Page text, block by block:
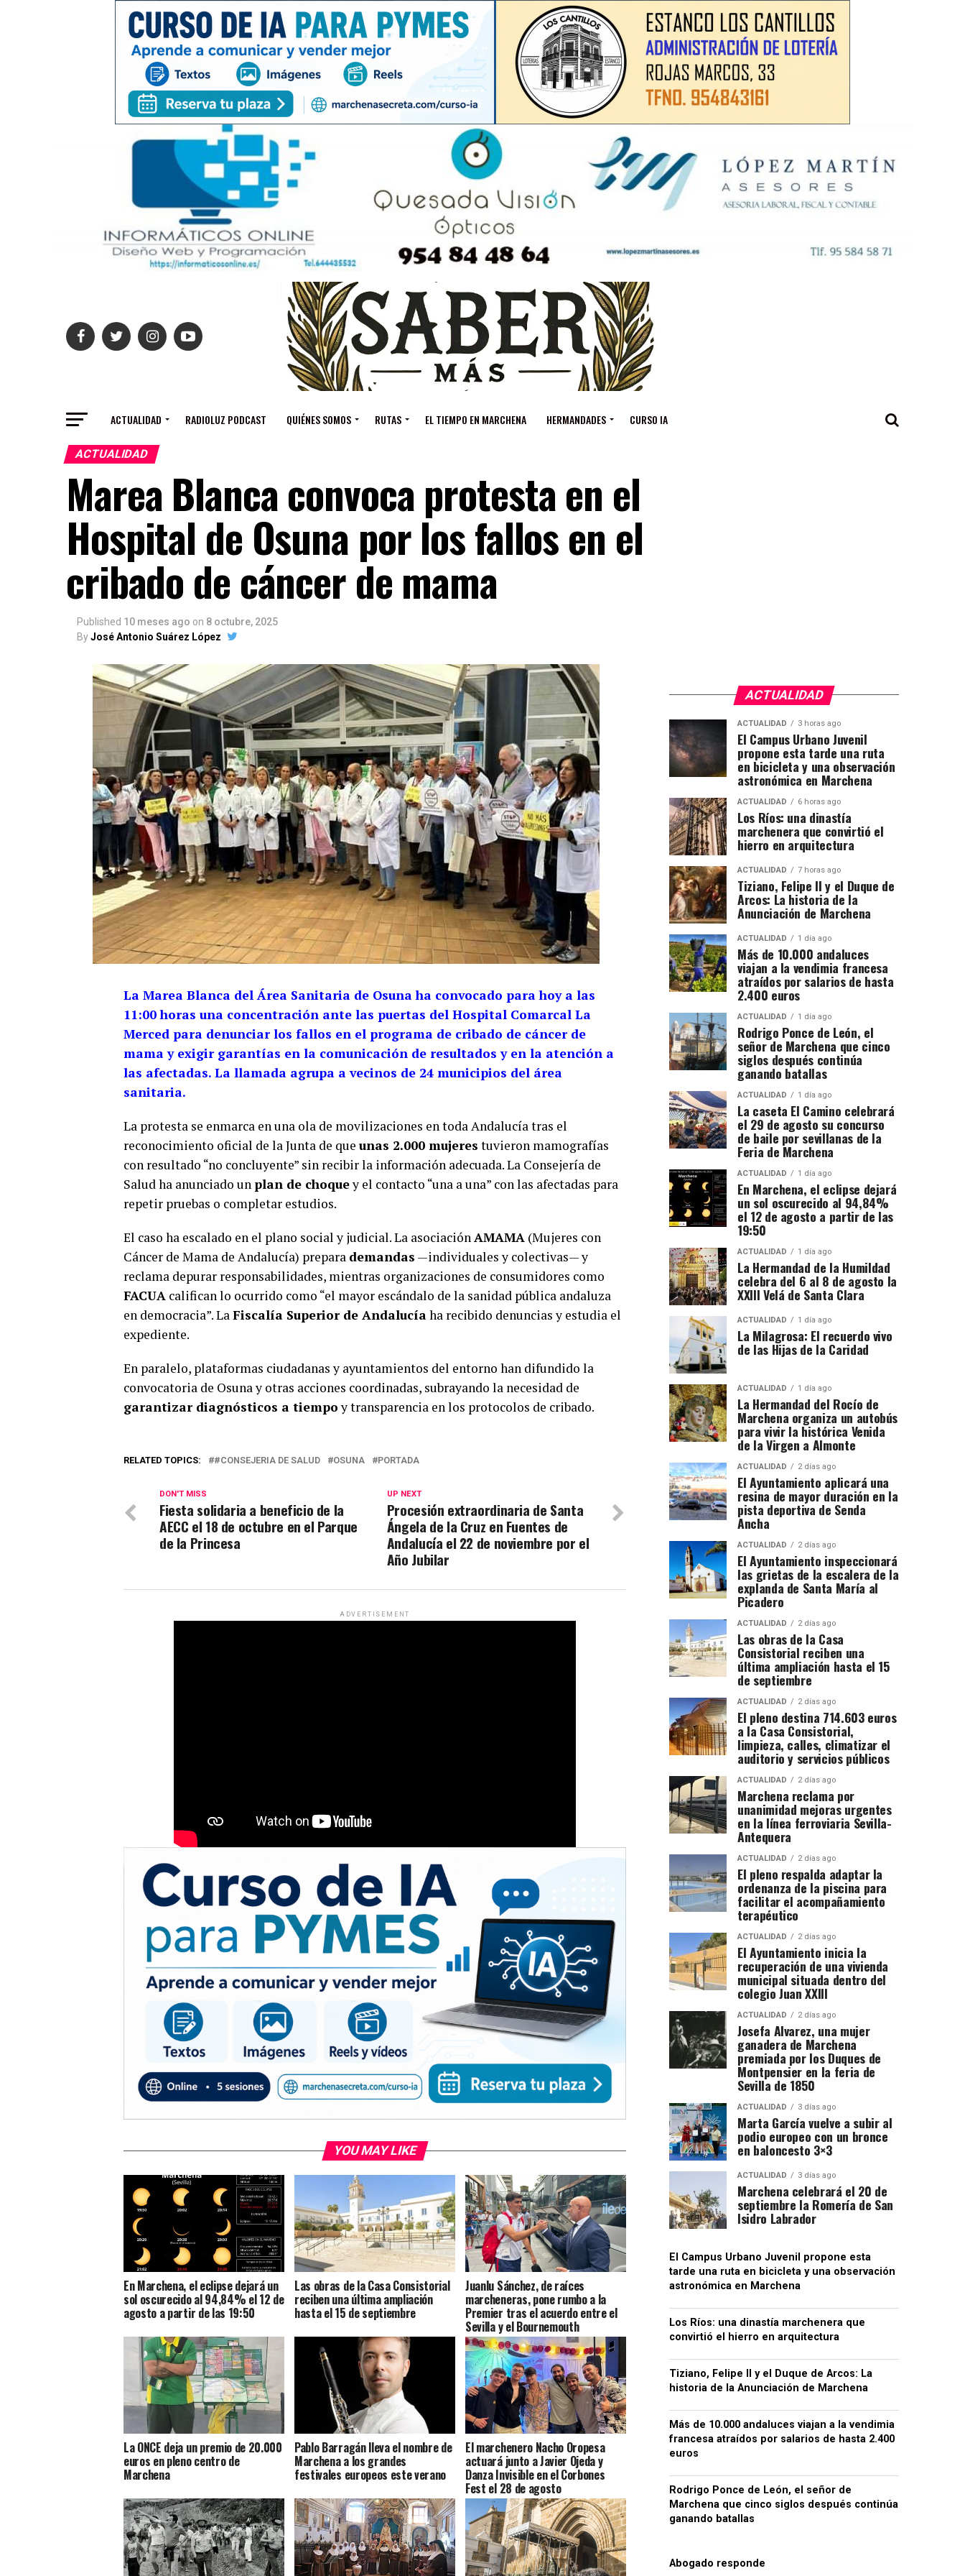
ACTUALIDAD RADIOLUZ PODCAST QUIÉNES SOMOS RUTAS EL TIEMPO EN MARCHENA HERMANDADES CURSO IA
ACTUALIDAD
Marea Blanca convoca protesta en el
Hospital de Osuna por los fallos en el
cribado de cáncer de mama
Published 10 meses ago on 8 octubre, 2025
ByJosé Antonio Suárez López
La Marea Blanca del Área Sanitaria de Osuna ha convocado para hoy a las
11:00 horas una concentración ante las puertas del Hospital Comarcal La
Merced para denunciar los fallos en el programa de cribado de cáncer de
mama y exigir garantías en la comunicación de resultados y en la atención a
las afectadas. La llamada agrupa a vecinos de 24 municipios del área
sanitaria.
La protesta se enmarca en una ola de movilizaciones en toda Andalucía tras el
reconocimiento oficial de la Junta de que unas 2.000 mujeres tuvieron mamografías
con resultado “no concluyente” sin recibir la información adecuada. La Consejería de
Salud ha anunciado un plan de choquey el contacto “una a una” con las afectadas para
repetir pruebas o completar estudios.
El caso ha escalado en el plano social y judicial. La asociaciónAMAMA (Mujeres con
Cáncer de Mama de Andalucía) prepara demandas —individuales y colectivas— y
reclama depurar responsabilidades, mientras organizaciones de consumidores como
FACUA califican lo ocurrido como “el mayor escándalo de la sanidad pública andaluza
en democracia”. LaFiscalía Superior de Andalucíaha recibido denuncias y estudia el
expediente.
En paralelo, plataformas ciudadanas y ayuntamientos del entorno han difundido la
convocatoria de Osuna y otras acciones coordinadas, subrayando la necesidad de
garantizar diagnósticos a tiempoy transparencia en los protocolos de cribado.
RELATED TOPICS: #CONSEJERIA DE SALUD OSUNA PORTADA
UP NEXT
Procesión extraordinaria de Santa
Ángela de la Cruz en Fuentes de
Andalucía el 22 de noviembre por el
Año Jubilar
DON'T MISS
Fiesta solidaria a beneficio de la
AECC el 18 de octubre en el Parque
de la Princesa
ADVERTISEMENT
YOU MAY LIKE
En Marchena, el eclipse dejará un
sol oscurecido al 94,84% el 12 de
agosto a partir de las 19:50
Las obras de la Casa Consistorial
reciben una última ampliación
hasta el 15 de septiembre
Juanlu Sánchez, de raíces
marcheneras, pone rumbo a la
Premier tras el acuerdo entre el
Sevilla y el Bournemouth
La ONCE deja un premio de 20.000
euros en pleno centro de
Marchena
Pablo Barragán lleva el nombre de
Marchena a los grandes
festivales europeos este verano
El marchenero Nacho Oropesa
actuará junto a Javier Ojeda y
Danza Invisible en el Corbones
Fest el 28 de agosto
ACTUALIDAD
ACTUALIDAD 3 horas ago
El Campus Urbano Juvenil
propone esta tarde una ruta
en bicicleta y una observación
astronómica en Marchena
ACTUALIDAD 6 horas ago
Los Ríos: una dinastía
marchenera que convirtió el
hierro en arquitectura
ACTUALIDAD 7 horas ago
Tiziano, Felipe II y el Duque de
Arcos: La historia de la
Anunciación de Marchena
ACTUALIDAD 1 día ago
Más de 10.000 andaluces
viajan a la vendimia francesa
atraídos por salarios de hasta
2.400 euros
ACTUALIDAD 1 día ago
Rodrigo Ponce de León, el
señor de Marchena que cinco
siglos después continúa
ganando batallas
ACTUALIDAD 1 día ago
La caseta El Camino celebrará
el 29 de agosto su concurso
de baile por sevillanas de la
Feria de Marchena
ACTUALIDAD 1 día ago
En Marchena, el eclipse dejará
un sol oscurecido al 94,84%
el 12 de agosto a partir de las
19:50
ACTUALIDAD 1 día ago
La Hermandad de la Humildad
celebra del 6 al 8 de agosto la
XXIII Velá de Santa Clara
ACTUALIDAD 1 día ago
La Milagrosa: El recuerdo vivo
de las Hijas de la Caridad
ACTUALIDAD 1 día ago
La Hermandad del Rocío de
Marchena organiza un autobús
para vivir la histórica Venida
de la Virgen a Almonte
ACTUALIDAD 2 días ago
El Ayuntamiento aplicará una
resina de mayor duración en la
pista deportiva de Senda
Ancha
ACTUALIDAD 2 días ago
El Ayuntamiento inspeccionará
las grietas de la escalera de la
explanda de Santa María al
Picadero
ACTUALIDAD 2 días ago
Las obras de la Casa
Consistorial reciben una
última ampliación hasta el 15
de septiembre
ACTUALIDAD 2 días ago
El pleno destina 714.603 euros
a la Casa Consistorial,
limpieza, calles, climatizar el
auditorio y servicios públicos
ACTUALIDAD 2 días ago
Marchena reclama por
unanimidad mejoras urgentes
en la línea ferroviaria Sevilla-
Antequera
ACTUALIDAD 2 días ago
El pleno respalda adaptar la
ordenanza de la piscina para
facilitar el acompañamiento
terapéutico
ACTUALIDAD 2 días ago
El Ayuntamiento inicia la
recuperación de una vivienda
municipal situada dentro del
colegio Juan XXIII
ACTUALIDAD 2 días ago
Josefa Alvarez, una mujer
ganadera de Marchena
premiada por los Duques de
Montpensier en la feria de
Sevilla de 1850
ACTUALIDAD 3 días ago
Marta García vuelve a subir al
podio europeo con un bronce
en baloncesto 3×3
ACTUALIDAD 3 días ago
Marchena celebrará el 20 de
septiembre la Romería de San
Isidro Labrador
El Campus Urbano Juvenil propone esta
tarde una ruta en bicicleta y una observación
astronómica en Marchena
Los Ríos: una dinastía marchenera que
convirtió el hierro en arquitectura
Tiziano, Felipe II y el Duque de Arcos: La
historia de la Anunciación de Marchena
Más de 10.000 andaluces viajan a la vendimia
francesa atraídos por salarios de hasta 2.400
euros
Rodrigo Ponce de León, el señor de
Marchena que cinco siglos después continúa
ganando batallas
Abogado responde